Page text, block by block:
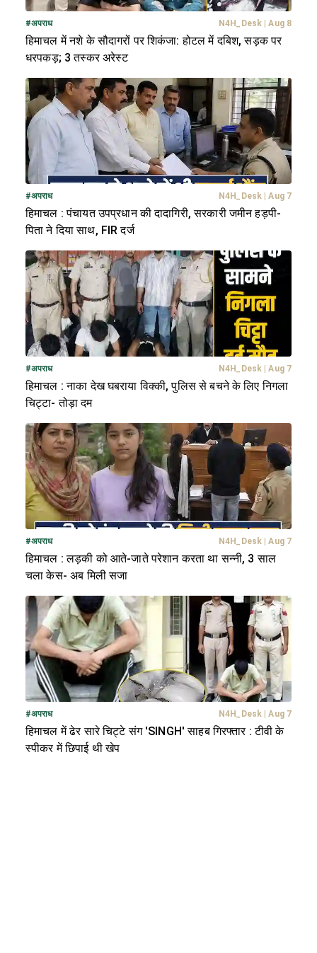
#अपराध N4H_Desk Aug 8
हिमाचल में नशे के सौदागरों पर शिकंजा: होटल में दबिश, सड़क पर
धरपकड़; 3 तस्कर अरेस्ट
#अपराध N4H_Desk Aug 7
हिमाचल : पंचायत उपप्रधान की दादागिरी, सरकारी जमीन हड़पी-
पिता ने दिया साथ, FIR दर्ज
#अपराध N4H_Desk Aug 7
हिमाचल : नाका देख घबराया विक्की, पुलिस से बचने के लिए निगला
चिट्टा- तोड़ा दम
#अपराध N4H_Desk Aug 7
हिमाचल : लड़की को आते-जाते परेशान करता था सन्नी, 3 साल
चला केस- अब मिली सजा
#अपराध N4H_Desk Aug 7
हिमाचल में ढेर सारे चिट्टे संग 'SINGH' साहब गिरफ्तार : टीवी के
स्पीकर में छिपाई थी खेप